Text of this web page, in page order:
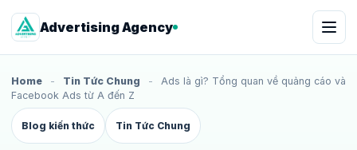
Advertising Agency
Home - Tin Tức Chung -
Ads là gì? Tổng quan về quảng cáo và
Facebook Ads từ A đến Z
Blog kiến thức Tin Tức Chung